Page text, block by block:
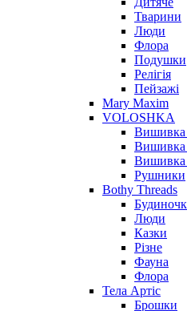
Тварини
Люди
Флора
Подушки
Релігія
Пейзажі
Mary Maxim
VOLOSHKA
Вишивка
Вишивка
Вишивка
Рушники
Bothy Threads
Люди
Казки
Різне
Фауна
Флора
Тела Артіс
Брошки